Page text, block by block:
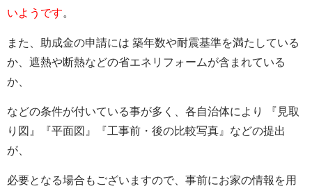
いようです。
また、助成金の申請には 築年数や耐震基準を満たしている
か、遮熱や断熱などの省エネリフォームが含まれている
か、
などの条件が付いている事が多く、各自治体により 『見取
り図』『平面図』『工事前・後の比較写真』などの提出
が、
必要となる場合もございますので、事前にお家の情報を用